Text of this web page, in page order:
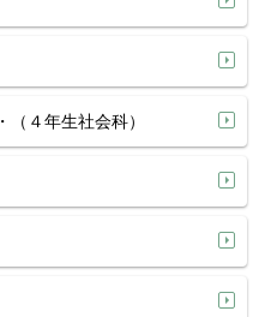
４年生社会科）